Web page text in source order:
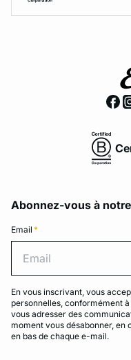
Abonnez-vous à
Email *
En vous inscrivant, vous
personnelles, conformément à
vous adresser des
moment vous désabonner,
en bas de chaque e-mail.